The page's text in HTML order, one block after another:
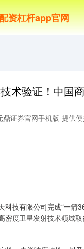
资杠杆app官网
术验证！中国
证券官网手机版-提供
技有限公司完成“一箭
度卫星发射技术领域